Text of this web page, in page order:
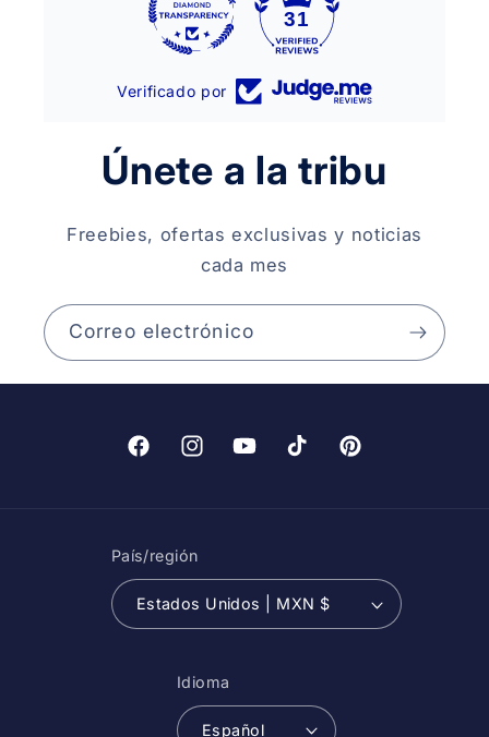
31
Verificado por
Únete a la tribu
Freebies, ofertas exclusivas y noticias
cada mes
Correo electrónico
FacebookInstagramYouTubeTikTok Pinterest
País/región
Estados Unidos | MXN $
Idioma
Español